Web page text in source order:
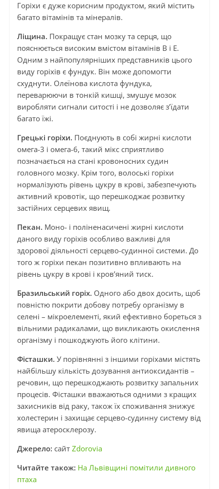
Горіхи є дуже корисним продуктом, який містить
багато вітамінів та мінералів.
Ліщина. Покращує стан мозку та серця, що
пояснюється високим вмістом вітамінів В і Е.
Одним з найпопулярніших представників цього
виду горіхів є фундук. Він може допомогти
схуднути. Олеїнова кислота фундука,
переварюючи в тонкій кишці, змушує мозок
виробляти сигнали ситості і не дозволяє з’їдати
багато їжі.
Грецькі горіхи. Поєднують в собі жирні кислоти
омега-3 і омега-6, такий мікс сприятливо
позначається на стані кровоносних судин
головного мозку. Крім того, волоські горіхи
нормалізують рівень цукру в крові, забезпечують
активний кровотік, що перешкоджає розвитку
застійних серцевих явищ.
Пекан. Моно- і поліненасичені жирні кислоти
даного виду горіхів особливо важливі для
здорової діяльності серцево-судинної системи. До
того ж горіхи пекан позитивно впливають на
рівень цукру в крові і кров’яний тиск.
Бразильський горіх. Одного або двох досить, щоб
повністю покрити добову потребу організму в
селені – мікроелементі, який ефективно бореться з
вільними радикалами, що викликають окислення
організму і пошкоджують його клітини.
Фісташки. У порівнянні з іншими горіхами містять
найбільшу кількість дозування антиоксидантів –
речовин, що перешкоджають розвитку запальних
процесів. Фісташки вважаються одними з кращих
захисників від раку, також їх споживання знижує
холестерин і захищає серцево-судинну систему від
явища атеросклерозу.
Джерело: сайт Zdorovia
Читайте також: На Львівщині помітили дивного
птаха